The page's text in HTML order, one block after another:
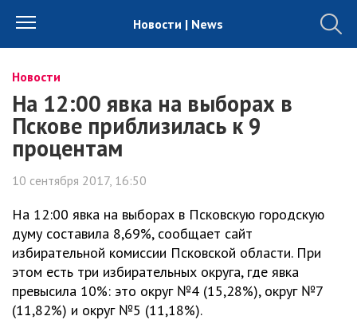
Новости | News
Новости
На 12:00 явка на выборах в
Пскове приблизилась к 9
процентам
10 сентября 2017, 16:50
На 12:00 явка на выборах в Псковскую городскую
думу составила 8,69%, сообщает сайт
избирательной комиссии Псковской области. При
этом есть три избирательных округа, где явка
превысила 10%: это округ №4 (15,28%), округ №7
(11,82%) и округ №5 (11,18%).